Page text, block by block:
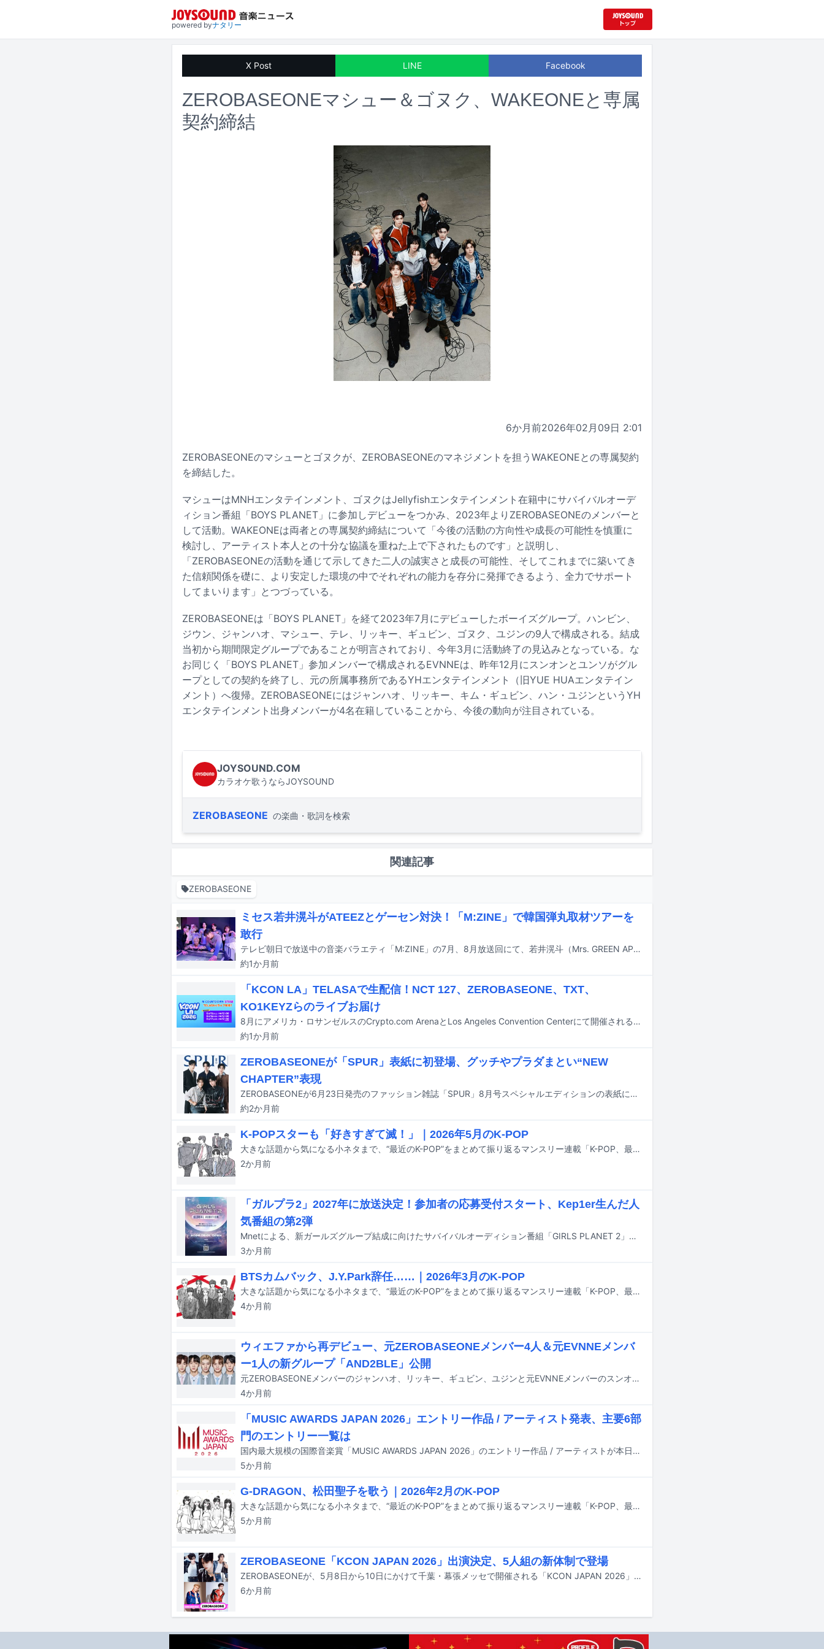
powered byナタリー
X Post LINE Facebook
ZEROBASEONEマシュー＆ゴヌク、WAKEONEと専属
契約締結
6か月前2026年02月09日 2:01
ZEROBASEONEのマシューとゴヌクが、ZEROBASEONEのマネジメントを担うWAKEONEとの専属契約
を締結した。
マシューはMNHエンタテインメント、ゴヌクはJellyfishエンタテインメント在籍中にサバイバルオーデ
ィション番組「BOYS PLANET」に参加しデビューをつかみ、2023年よりZEROBASEONEのメンバーと
して活動。WAKEONEは両者との専属契約締結について「今後の活動の方向性や成長の可能性を慎重に
検討し、アーティスト本人との十分な協議を重ねた上で下されたものです」と説明し、
「ZEROBASEONEの活動を通じて示してきた二人の誠実さと成長の可能性、そしてこれまでに築いてき
た信頼関係を礎に、より安定した環境の中でそれぞれの能力を存分に発揮できるよう、全力でサポート
してまいります」とつづっている。
ZEROBASEONEは「BOYS PLANET」を経て2023年7月にデビューしたボーイズグループ。ハンビン、
ジウン、ジャンハオ、マシュー、テレ、リッキー、ギュビン、ゴヌク、ユジンの9人で構成される。結成
当初から期間限定グループであることが明言されており、今年3月に活動終了の見込みとなっている。な
お同じく「BOYS PLANET」参加メンバーで構成されるEVNNEは、昨年12月にスンオンとユンソがグル
ープとしての契約を終了し、元の所属事務所であるYHエンタテインメント（旧YUE HUAエンタテイン
メント）へ復帰。ZEROBASEONEにはジャンハオ、リッキー、キム・ギュビン、ハン・ユジンというYH
エンタテインメント出身メンバーが4名在籍していることから、今後の動向が注目されている。
JOYSOUND.COM
カラオケ歌うならJOYSOUND
ZEROBASEONE の楽曲・歌詞を検索
関連記事
ZEROBASEONE
ミセス若井滉斗がATEEZとゲーセン対決！「M:ZINE」で韓国弾丸取材ツアーを
敢行
テレビ朝日で放送中の音楽バラエティ「M:ZINE」の7月、8月放送回にて、若井滉斗（Mrs. GREEN APPLE）、山添寛（相席スタート）、テレビ朝日アナウンサーの林美桜の韓国弾丸取材ツアーの模様がオンエアされる。
約1か月前
「KCON LA」TELASAで生配信！NCT 127、ZEROBASEONE、TXT、
KO1KEYZらのライブお届け
8月にアメリカ・ロサンゼルスのCrypto.com ArenaとLos Angeles Convention Centerにて開催されるフェス「KCON LA 2026」の模様がTELASAで生配信される。
約1か月前
ZEROBASEONEが「SPUR」表紙に初登場、グッチやプラダまとい“NEW
CHAPTER”表現
ZEROBASEONEが6月23日発売のファッション雑誌「SPUR」8月号スペシャルエディションの表紙に登場する。
約2か月前
K-POPスターも「好きすぎて滅！」｜2026年5月のK-POP
大きな話題から気になる小ネタまで、“最近のK-POP”をまとめて振り返るマンスリー連載「K-POP、最近どう？」。5月は、アメリカの「American Music Awards（AMAs）」にて、BTSが最高賞である「Artist of the Year」を含む3冠に輝き、さらに6月のFIFAワールドカップ決勝のハーフタイムショー出演が予告されるというビッグニュースが。W杯開幕セレモニーではBLACKPINKのリサが公式ソングの歌唱に参加することも明らかになり胸を躍らせたファンも多いのではないでしょうか。一方で、「KCON JAPAN」「ASIA STAR ENTERTAINER AWARDS」（ASEA）、2PMの約10年ぶりとなる東京ドーム公演、SEVENTEENやTOMORROW X TOGETHERがファンミーティングを行いK-POPシーンを代表するスターたちがこぞって来日するなど、日本国内もイベントづくし。本稿では、そんな5月のK-POPシーンから、印象的な出来事をピックアップしてお届けします。
2か月前
「ガルプラ2」2027年に放送決定！参加者の応募受付スタート、Kep1er生んだ人
気番組の第2弾
Mnetによる、新ガールズグループ結成に向けたサバイバルオーディション番組「GIRLS PLANET 2」が2027年に配信されることが決定。本日5月1日、グローバル参加者の募集がスタートした。
3か月前
BTSカムバック、J.Y.Park辞任……｜2026年3月のK-POP
大きな話題から気になる小ネタまで、“最近のK-POP”をまとめて振り返るマンスリー連載「K-POP、最近どう？」。BTSの3年9カ月ぶりのカムバックが大きな話題となった3月ですが、季節の変わり目ともあってか、ENHYPENメンバーの脱退やJ.Y. ParkのJYP取締役辞任など、契約にまつわるニュースがこれまでの月と比べて多く見られました。本稿では、そんな3月のK-POPシーンから、印象的な出来事をピックアップしてお届けします。
4か月前
ウィエファから再デビュー、元ZEROBASEONEメンバー4人＆元EVNNEメンバ
ー1人の新グループ「AND2BLE」公開
元ZEROBASEONEメンバーのジャンハオ、リッキー、ギュビン、ユジンと元EVNNEメンバーのスンオンの5人からなる、YHエンタテインメント（旧ウィエファエンタテインメント）の5人組グループ「AND2BLE」（アンダブル）が結成された。
4か月前
「MUSIC AWARDS JAPAN 2026」エントリー作品 / アーティスト発表、主要6部
門のエントリー一覧は
国内最大規模の国際音楽賞「MUSIC AWARDS JAPAN 2026」のエントリー作品 / アーティストが本日3月19日に発表された。
5か月前
G-DRAGON、松田聖子を歌う｜2026年2月のK-POP
大きな話題から気になる小ネタまで、“最近のK-POP”をまとめて振り返るマンスリー連載「K-POP、最近どう？」。まだまだ冷え込みの厳しい日が続きますが、K-POPシーンではそんな寒さを吹き飛ばすような、熱いニュースが相次ぎました。2月はBLACKPINKの約3年半ぶりとなるミニアルバム発売や、宇宙少女の10周年を記念した楽曲リリース、そして同じく10周年を記念したI.O.Iのカムバック発表など、“第3世代”ガールズグループによる力強い動きが印象的でした。ほかにもTWSの日本デビュー曲「はじめまして」韓国語版のリリースや、ATEEZの再契約後初のカムバック、ステラの英語パートが話題のHearts2Hearts「RUDE!」、NCTの“人気ケミ”ジェノ＆ジェミンのユニットデビュー曲など話題作も目白押し。本稿では、そんな2月のK-POPシーンから、印象的な出来事をピックアップしてお届けします。
5か月前
ZEROBASEONE「KCON JAPAN 2026」出演決定、5人組の新体制で登場
ZEROBASEONEが、5月8日から10日にかけて千葉・幕張メッセで開催される「KCON JAPAN 2026」に出演する。
6か月前